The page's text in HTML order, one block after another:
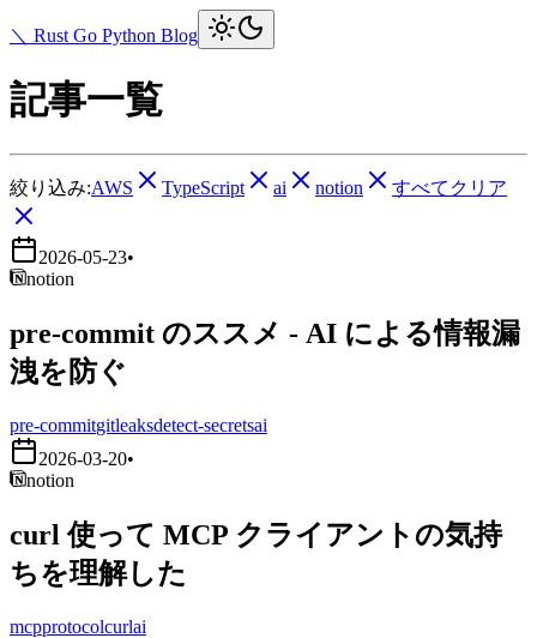
＼ Rust Go Python Blog
記事一覧
絞り込み:AWS TypeScript ai notion すべてクリア
2026-05-23•
notion
pre-commit のススメ - AI による情報漏
洩を防ぐ
pre-commitgitleaksdetect-secretsai
2026-03-20•
notion
curl 使って MCP クライアントの気持
ちを理解した
mcpprotocolcurlai